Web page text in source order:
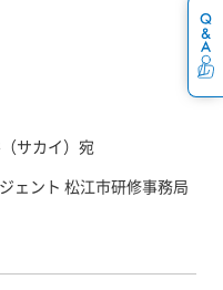
サカイ）宛
ェント 松江市研修事務局